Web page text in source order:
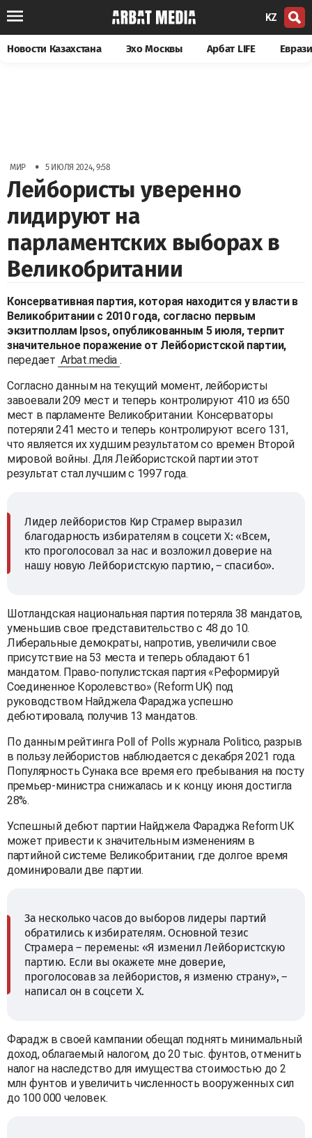
KZ
Новости Казахстана Эхо Москвы Арбат LIFE
МИР • 5 ИЮЛЯ 2024, 9:58
Лейбористы уверенно
лидируют на
парламентских выборах в
Великобритании
Консервативная партия, которая находится у власти в
Великобритании с 2010 года, согласно первым
экзитполлам Ipsos, опубликованным 5 июля, терпит
значительное поражение от Лейбористской партии,
передает Arbat.media .
Согласно данным на текущий момент, лейбористы
завоевали 209 мест и теперь контролируют 410 из 650
мест в парламенте Великобритании. Консерваторы
потеряли 241 место и теперь контролируют всего 131,
что является их худшим результатом со времен Второй
мировой войны. Для Лейбористской партии этот
результат стал лучшим с 1997 года.
Лидер лейбористов Кир Страмер выразил
благодарность избирателям в соцсети X: «Всем,
кто проголосовал за нас и возложил доверие на
нашу новую Лейбористскую партию, – спасибо».
Шотландская национальная партия потеряла 38 мандатов,
уменьшив свое представительство с 48 до 10.
Либеральные демократы, напротив, увеличили свое
присутствие на 53 места и теперь обладают 61
мандатом. Право-популистская партия «Реформируй
Соединенное Королевство» (Reform UK) под
руководством Найджела Фараджа успешно
дебютировала, получив 13 мандатов.
По данным рейтинга Poll of Polls журнала Politico, разрыв
в пользу лейбористов наблюдается с декабря 2021 года.
Популярность Сунака все время его пребывания на посту
премьер-министра снижалась и к концу июня достигла
28%.
Успешный дебют партии Найджела Фараджа Reform UK
может привести к значительным изменениям в
партийной системе Великобритании, где долгое время
доминировали две партии.
За несколько часов до выборов лидеры партий
обратились к избирателям. Основной тезис
Страмера – перемены: «Я изменил Лейбористскую
партию. Если вы окажете мне доверие,
проголосовав за лейбористов, я изменю страну», –
написал он в соцсети X.
Фарадж в своей кампании обещал поднять минимальный
доход, облагаемый налогом, до 20 тыс. фунтов, отменить
налог на наследство для имущества стоимостью до 2
млн фунтов и увеличить численность вооруженных сил
до 100 000 человек.